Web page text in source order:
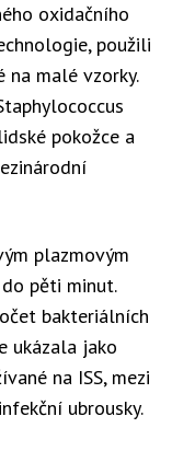
oxidačního
použili
na malé vzorky.
pokožce a
plazmovým
pěti minut.
bakteriálních
ukázala jako
na ISS, mezi
ubrousky.